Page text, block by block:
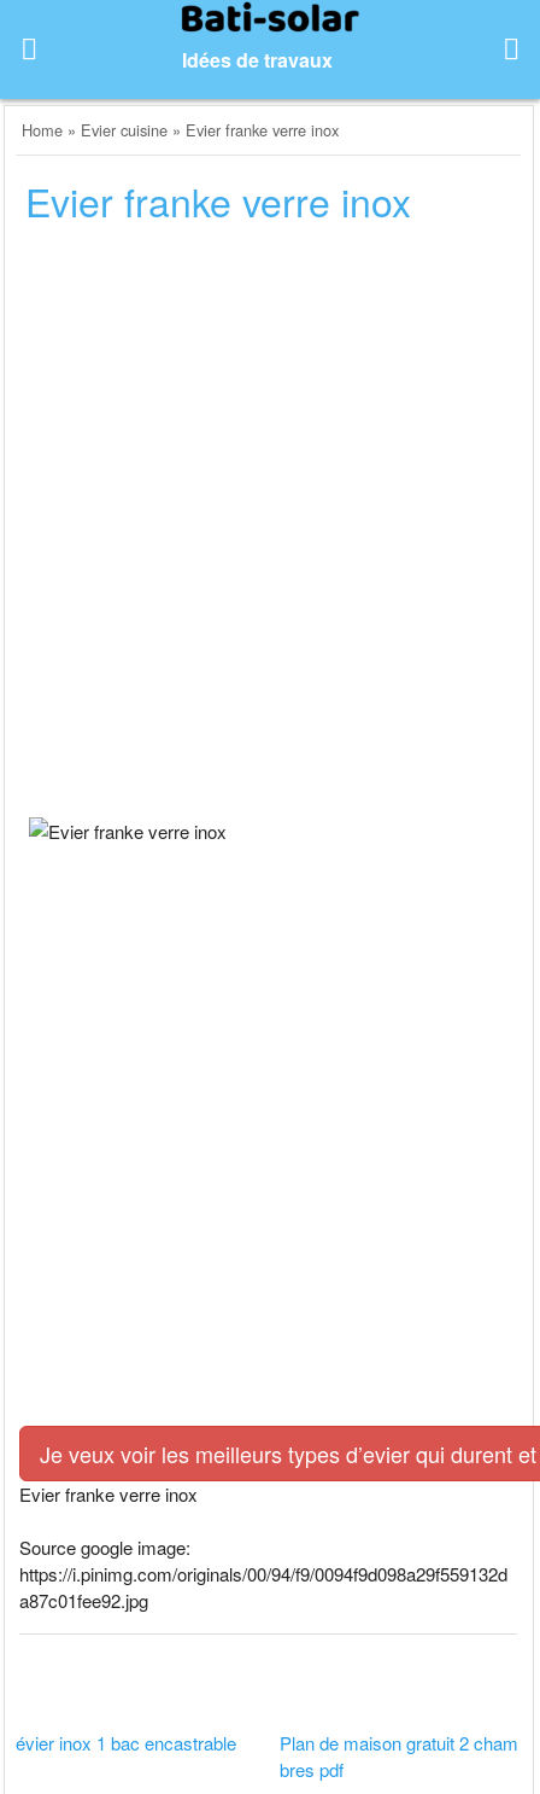
content
Idées de travaux
Home » Evier cuisine » Evier franke verre inox
Evier franke verre inox
Je veux voir les meilleurs types d’evier qui durent
Evier franke verre inox
Source google image:
https://i.pinimg.com/originals/00/94/f9/0094f9d098a29f559132d
a87c01fee92.jpg
évier inox 1 bac encastrable
Plan de maison gratuit 2 cham
bres pdf